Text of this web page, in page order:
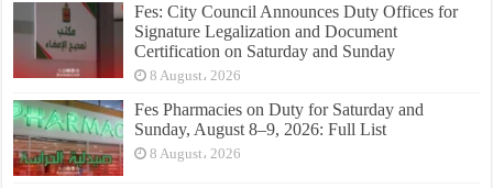
Fes: City Council Announces Duty Offices for
Signature Legalization and Document
Certification on Saturday and Sunday
8 August، 2026
Fes Pharmacies on Duty for Saturday and
Sunday, August 8–9, 2026: Full List
8 August، 2026